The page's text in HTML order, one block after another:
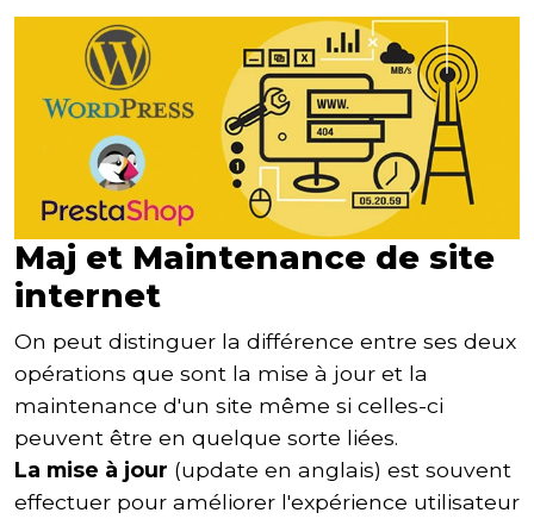
Maj et Maintenance de site
internet
On peut distinguer la différence entre ses deux
opérations que sont la mise à jour et la
maintenance d'un site même si celles-ci
peuvent être en quelque sorte liées.
La mise à jour (update en anglais) est souvent
effectuer pour améliorer l'expérience utilisateur